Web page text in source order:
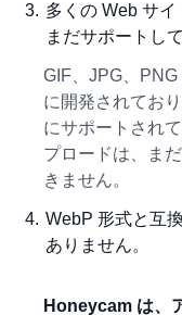
多くの Web サ
まだサポートし
GIF、JPG、
に開発されてお
にサポートされ
プロードは、ま
きません。
WebP 形式と互
ありません。
Honeycam は、